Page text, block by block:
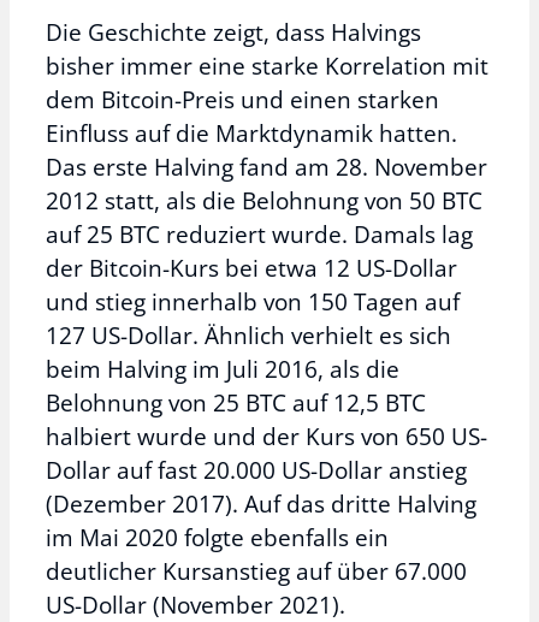
Die Geschichte zeigt, dass Halvings
bisher immer eine starke Korrelation mit
dem Bitcoin-Preis und einen starken
Einfluss auf die Marktdynamik hatten.
Das erste Halving fand am 28. November
2012 statt, als die Belohnung von 50 BTC
auf 25 BTC reduziert wurde. Damals lag
der Bitcoin-Kurs bei etwa 12 US-Dollar
und stieg innerhalb von 150 Tagen auf
127 US-Dollar. Ähnlich verhielt es sich
beim Halving im Juli 2016, als die
Belohnung von 25 BTC auf 12,5 BTC
halbiert wurde und der Kurs von 650 US-
Dollar auf fast 20.000 US-Dollar anstieg
(Dezember 2017). Auf das dritte Halving
im Mai 2020 folgte ebenfalls ein
deutlicher Kursanstieg auf über 67.000
US-Dollar (November 2021).